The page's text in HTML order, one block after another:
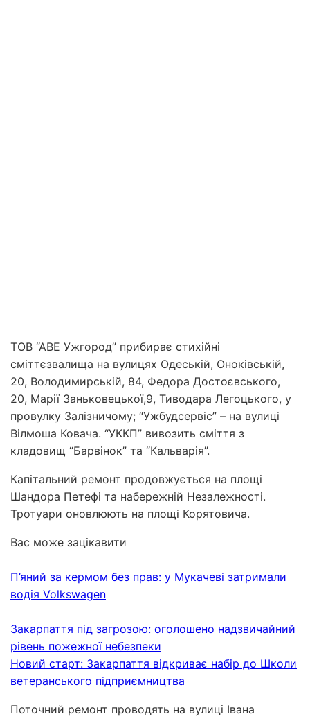
ТОВ “АВЕ Ужгород” прибирає стихійні
сміттєзвалища на вулицях Одеській, Оноківській,
20, Володимирській, 84, Федора Достоєвського,
20, Марії Заньковецької,9, Тиводара Легоцького, у
провулку Залізничому; “Ужбудсервіс” – на вулиці
Вілмоша Ковача. “УККП” вивозить сміття з
кладовищ “Барвінок” та “Кальварія”.
Капітальний ремонт продовжується на площі
Шандора Петефі та набережній Незалежності.
Тротуари оновлюють на площі Корятовича.
Вас може зацікавити
П’яний за кермом без прав: у Мукачеві затримали
водія Volkswagen
Закарпаття під загрозою: оголошено надзвичайний
рівень пожежної небезпеки
Новий старт: Закарпаття відкриває набір до Школи
ветеранського підприємництва
Поточний ремонт проводять на вулиці Івана